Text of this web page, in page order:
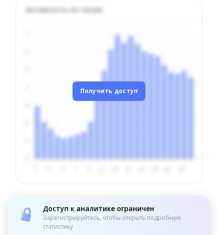
Активность по часам
Получить доступ
Доступ к аналитике ограничен
Зарегистрируйтесь, чтобы открыть подробную
статистику